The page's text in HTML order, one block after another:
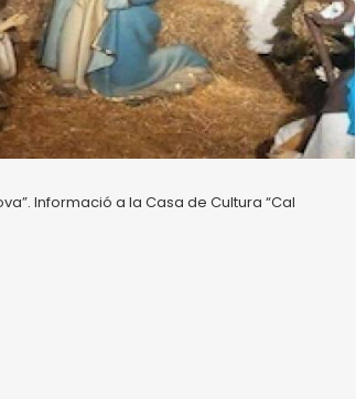
Informació a la Casa de Cultura “Cal